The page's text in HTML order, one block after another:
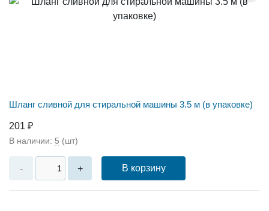
Шланг сливной для стиральной машины 3.5 м (в упаковке)
201 ₽
В наличии: 5 (шт)
- + В корзину